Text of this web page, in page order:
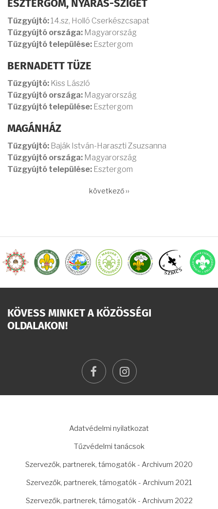
ESZTERGOM, NYÁRAS-SZIGET
Tűzgyújtó:14.sz, Holló Cserkészcsapat
Tűzgyújtó országa: Magyarország
Tűzgyújtó települése: Esztergom
BERNADETT TÜZE
Tűzgyújtó: Kiss László
Tűzgyújtó országa: Magyarország
Tűzgyújtó települése: Esztergom
MAGÁNHÁZ
Tűzgyújtó: Baják István-Haraszti Zsuzsanna
Tűzgyújtó országa: Magyarország
Tűzgyújtó települése: Esztergom
Következő
következő ››
KÖVESS MINKET A KÖZÖSSÉGI
OLDALAKON!
facebookinstagram
Adatvédelmi nyilatkozat
Tűzvédelmi tanácsok
Szervezők, partnerek, támogatók - Archivum 2020
Szervezők, partnerek, támogatók - Archivum 2021
Szervezők, partnerek, támogatók - Archivum 2022